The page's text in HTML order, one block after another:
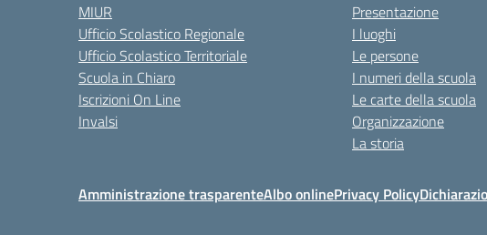
MIUR
Ufficio Scolastico Regionale
Ufficio Scolastico Territoriale
Scuola in Chiaro
Iscrizioni On Line
Invalsi
Presentazione
I luoghi
Le persone
I numeri della scuola
Le carte della scuola
Organizzazione
La storia
Amministrazione trasparenteAlbo onlinePrivacy Policy